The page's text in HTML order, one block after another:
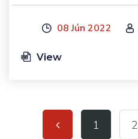
08 Jún 2022
View
1 2